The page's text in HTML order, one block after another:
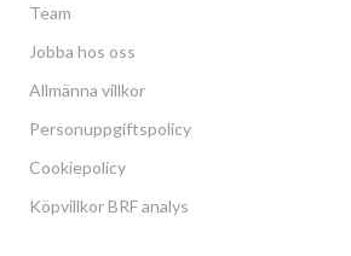
Team
Jobba hos oss
Allmänna villkor
Personuppgiftspolicy
Cookiepolicy
Köpvillkor BRF analys